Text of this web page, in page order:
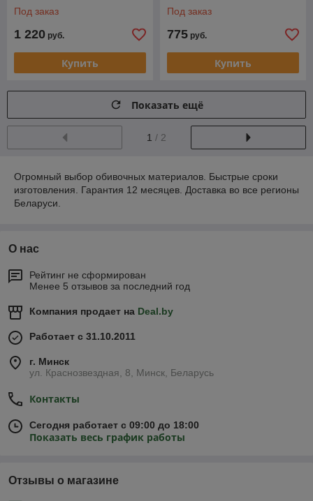
Под заказ
1 220 руб.
Купить
Под заказ
775 руб.
Купить
Показать ещё
1 / 2
Огромный выбор обивочных материалов. Быстрые сроки
изготовления. Гарантия 12 месяцев. Доставка во все регионы
Беларуси.
О нас
Рейтинг не сформирован
Менее 5 отзывов за последний год
Компания продает на Deal.by
Работает с 31.10.2011
г. Минск
ул. Краснозвездная, 8, Минск, Беларусь
Контакты
Сегодня работает с 09:00 до 18:00
Показать весь график работы
Отзывы о магазине